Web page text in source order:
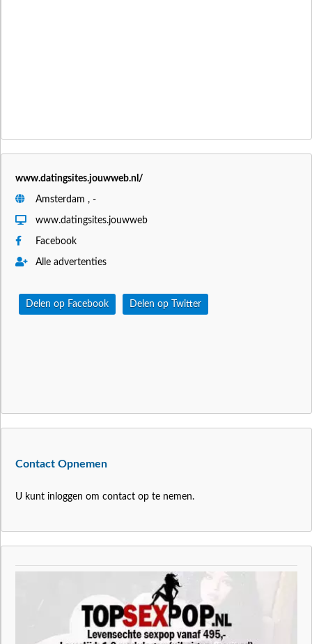
www.datingsites.jouwweb.nl/
Amsterdam , -
www.datingsites.jouwweb
Facebook
Alle advertenties
Delen op Facebook Delen op Twitter
Contact Opnemen
U kunt inloggen om contact op te nemen.